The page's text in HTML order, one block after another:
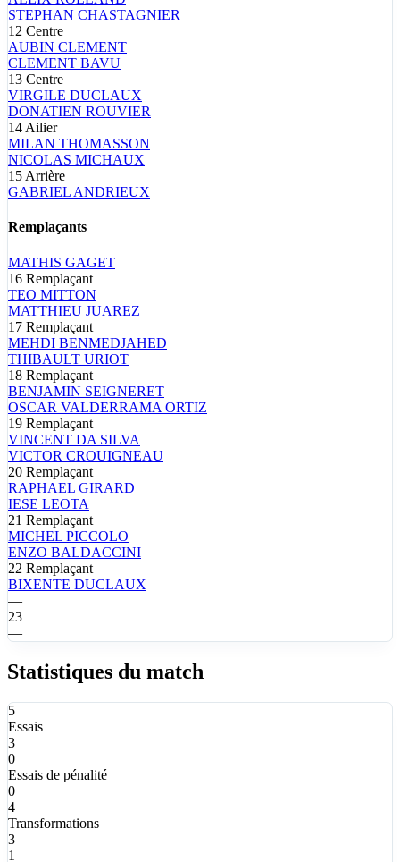
STEPHAN CHASTAGNIER
12 Centre
AUBIN CLEMENT
CLEMENT BAVU
13 Centre
VIRGILE DUCLAUX
DONATIEN ROUVIER
14 Ailier
MILAN THOMASSON
NICOLAS MICHAUX
15 Arrière
GABRIEL ANDRIEUX
Remplaçants
MATHIS GAGET
16 Remplaçant
TEO MITTON
MATTHIEU JUAREZ
17 Remplaçant
MEHDI BENMEDJAHED
THIBAULT URIOT
18 Remplaçant
BENJAMIN SEIGNERET
OSCAR VALDERRAMA ORTIZ
19 Remplaçant
VINCENT DA SILVA
VICTOR CROUIGNEAU
20 Remplaçant
RAPHAEL GIRARD
IESE LEOTA
21 Remplaçant
MICHEL PICCOLO
ENZO BALDACCINI
22 Remplaçant
BIXENTE DUCLAUX
—
23
—
Statistiques du match
5
Essais
3
0
Essais de pénalité
0
4
Transformations
3
1